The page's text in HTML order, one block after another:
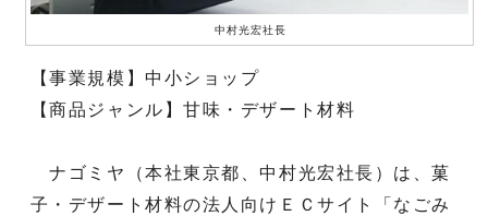
中村光宏社長
【事業規模】中小ショップ
【商品ジャンル】甘味・デザート材料
ナゴミヤ（本社東京都、中村光宏社長）は、菓
子・デザート材料の法人向けＥＣサイト「なごみ